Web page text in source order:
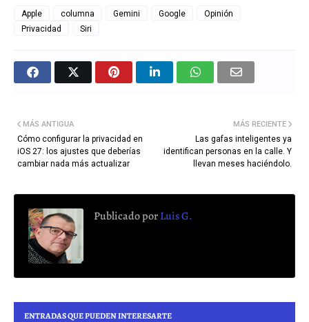
Apple columna Gemini Google
Opinión
Privacidad
Siri
MÁS RECIENTE
Las gafas inteligentes ya
identifican personas en la calle. Y
llevan meses haciéndolo.
MÁS ANTIGUA
Cómo configurar la privacidad en
iOS 27: los ajustes que deberías
cambiar nada más actualizar
Publicado porLuis G.
ENTRADAS QUE PUEDEN INTERESARTE